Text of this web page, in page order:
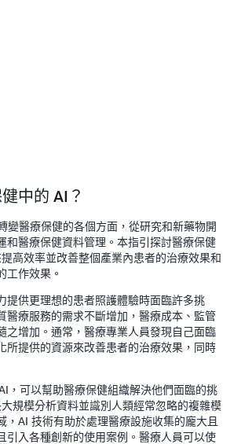
中的 AI？
變醫療保健的各個方面，從研究和新藥物開
和醫療保健資料管理。本指引探討醫療保健
高效率並改善整個產業內患者的治療效果和
工作效果。
提供更理想的患者照護體驗時面臨許多挑
醫療服務的需求不斷增加，醫療成本、監管
之增加。通常，醫療專業人員發現自己面臨
所提供的資源來改善患者的治療效果，同時
，可以幫助醫療保健組織解決他們面臨的挑
規模分析資料並識別人類經常忽略的複雜模
，AI 技術有助於處理醫療設施收集的龐大且
引入各種創新的使用案例。醫療人員可以使